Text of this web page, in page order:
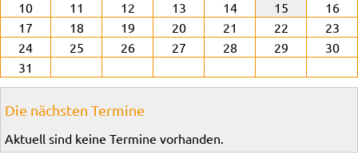
10
11 12 13 14 15
16
17
18 19 20 21 22
23
24
25 26 27 28 29
30
31
Die nächsten Termine
Aktuell sind keine Termine vorhanden.